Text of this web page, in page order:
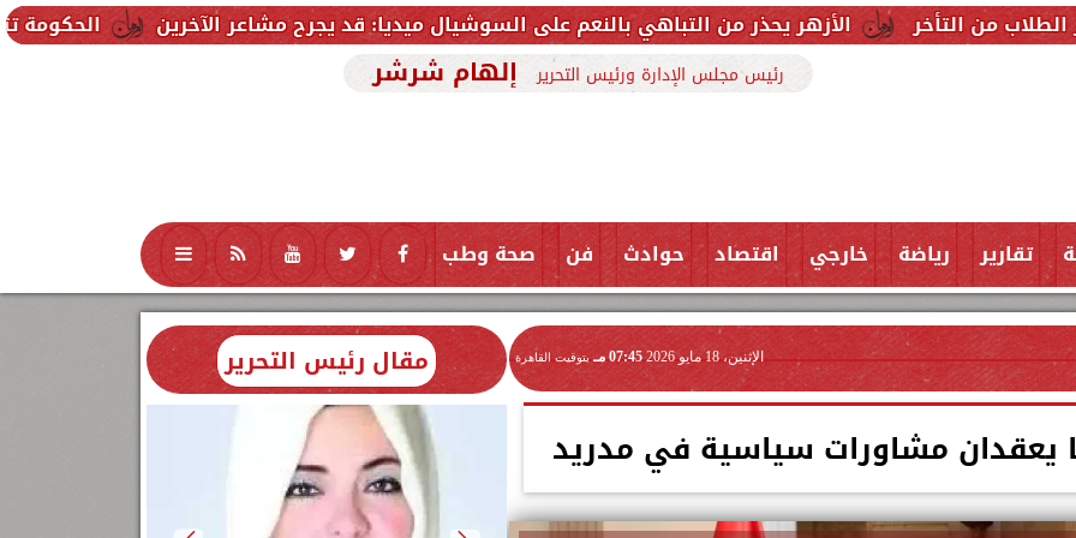
الحكومة تتلقى 229 ألف شكوى وطلب واستفسار خلال يوليو.. ومدبولي يوجه بسرعة الاستجابة للمواطنين الأزهر يحذر من التباهي بالنعم على السوشيال ميديا: قد يجرح مشاعر الآخرين
رئيس مجلس الإدارة ورئيس التحرير إلهام شرشر
تقارير رياضة خارجي اقتصاد حوادث فن صحة وطب تكنولوجيا منوعات محافظات
الإثنين، 18 مايو 2026 07:45 مـ بتوقيت القاهرة
يعقدان مشاورات سياسية في مدريد
مقال رئيس التحرير